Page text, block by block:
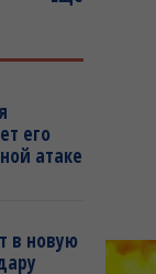
его
атаке
в новую